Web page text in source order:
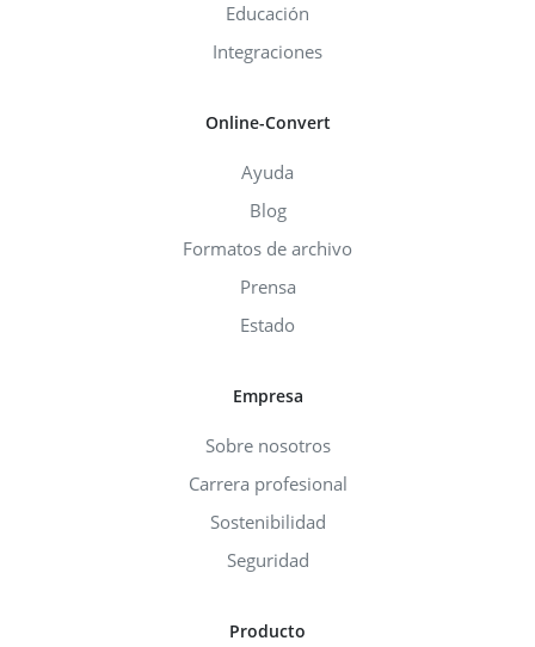
Educación
Integraciones
Online-Convert
Ayuda
Blog
Formatos de archivo
Prensa
Estado
Empresa
Sobre nosotros
Carrera profesional
Sostenibilidad
Seguridad
Producto